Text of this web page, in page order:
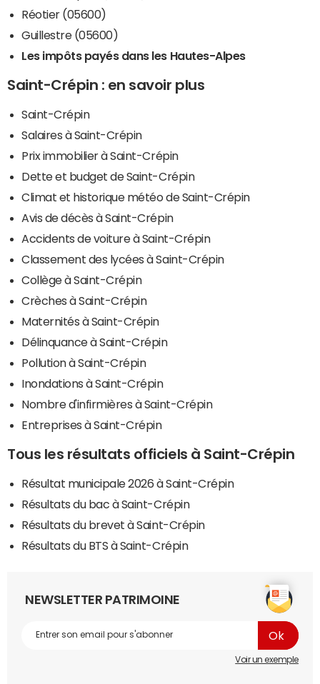
Réotier (05600)
Guillestre (05600)
Les impôts payés dans les Hautes-Alpes
Saint-Crépin : en savoir plus
Saint-Crépin
Salaires à Saint-Crépin
Prix immobilier à Saint-Crépin
Dette et budget de Saint-Crépin
Climat et historique météo de Saint-Crépin
Avis de décès à Saint-Crépin
Accidents de voiture à Saint-Crépin
Classement des lycées à Saint-Crépin
Collège à Saint-Crépin
Crèches à Saint-Crépin
Maternités à Saint-Crépin
Délinquance à Saint-Crépin
Pollution à Saint-Crépin
Inondations à Saint-Crépin
Nombre d'infirmières à Saint-Crépin
Entreprises à Saint-Crépin
Tous les résultats officiels à Saint-Crépin
Résultat municipale 2026 à Saint-Crépin
Résultats du bac à Saint-Crépin
Résultats du brevet à Saint-Crépin
Résultats du BTS à Saint-Crépin
NEWSLETTER PATRIMOINE
Voir un exemple